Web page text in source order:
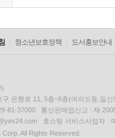
청소년보호정책 도서홍보안내
구 은행로 11, 5층~6층(여의도동,일신
81-37000 통신판매업신고 : 제
호스팅 서비스사업자 :
All Rights Reserved.